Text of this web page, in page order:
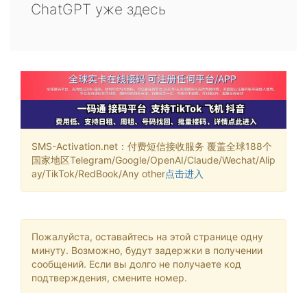
ChatGPT уже здесь
SMS-Activation.net：付费短信接收服务 覆盖全球188个
国家地区Telegram/Google/OpenAI/Claude/Wechat/Alip
ay/TikTok/RedBook/Any other点击进入
Пожалуйста, оставайтесь на этой странице одну
минуту. Возможно, будут задержки в получении
сообщений. Если вы долго не получаете код
подтверждения, смените номер.